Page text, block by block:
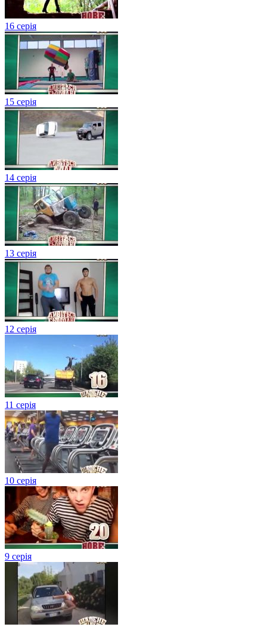
16 серія
15 серія
14 серія
13 серія
12 серія
11 серія
10 серія
9 серія